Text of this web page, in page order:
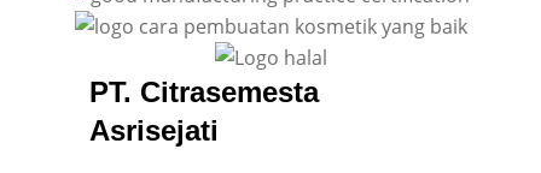
PT. Citrasemesta
Asrisejati